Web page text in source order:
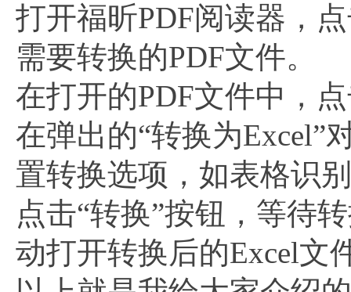
打开福昕PDF阅读器，
需要转换的PDF文件。
在打开的PDF文件中，
在弹出的“转换为Excel”
置转换选项，如表格识
点击“转换”按钮，等待
动打开转换后的Excel文